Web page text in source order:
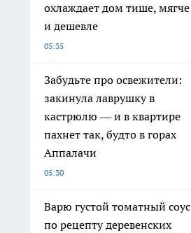
охлаждает дом тише, мягче
и дешевле
05:35
Забудьте про освежители:
закинула лаврушку в
кастрюлю — и в квартире
пахнет так, будто в горах
Аппалачи
05:30
Варю густой томатный соус
по рецепту деревенских